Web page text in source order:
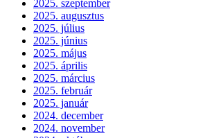
2025. szeptember
2025. augusztus
2025. július
2025. június
2025. május
2025. április
2025. március
2025. február
2025. január
2024. december
2024. november